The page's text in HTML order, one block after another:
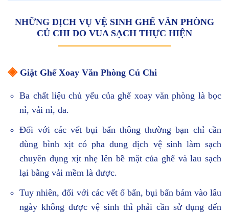
NHỮNG DỊCH VỤ VỆ SINH GHẾ VĂN PHÒNG
CỦ CHI DO VUA SẠCH THỰC HIỆN
◈ Giặt Ghế Xoay Văn Phòng Củ Chi
Ba chất liệu chủ yếu của ghế xoay văn phòng là bọc
nỉ, vải nỉ, da.
Đối với các vết bụi bẩn thông thường bạn chỉ cần
dùng bình xịt có pha dung dịch vệ sinh làm sạch
chuyên dụng xịt nhẹ lên bề mặt của ghế và lau sạch
lại bằng vải mềm là được.
Tuy nhiên, đối với các vết ố bẩn, bụi bẩn bám vào lâu
ngày không được vệ sinh thì phải cần sử dụng đến